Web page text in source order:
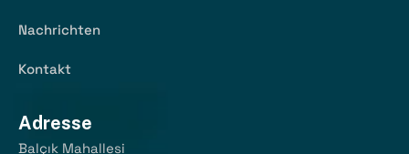
Nachrichten
Kontakt
Adresse
Balçık Mahallesi